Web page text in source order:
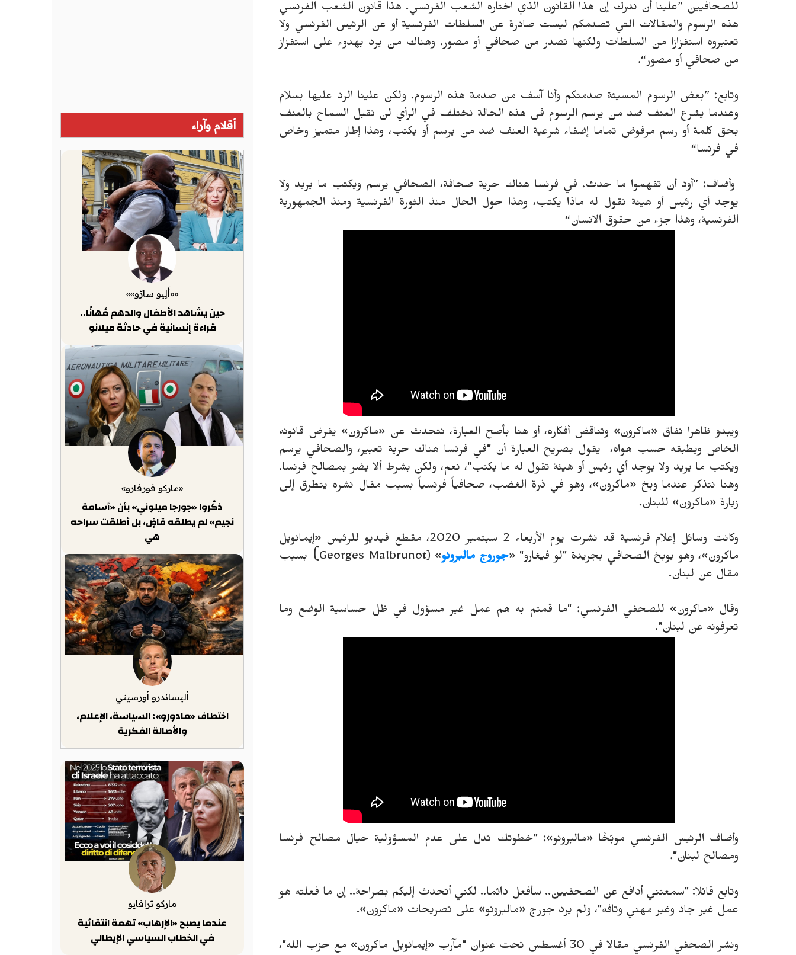
للصحافيين ”علينا أن ندرك إن هذا القانون الذي اختاره الشعب الفرنسي. هذا قانون الشعب الفرنسي
هذه الرسوم والمقالات التي تصدمكم ليست صادرة عن السلطات الفرنسية أو عن الرئيس الفرنسي ولا
تعتبروه استفزازا من السلطات ولكنها تصدر من صحافي أو مصور. وهناك من يرد بهدوء على استفزاز
من صحافي أو مصور“.
وتابع: ”بعض الرسوم المسيئة صدمتكم وأنا آسف من صدمة هذه الرسوم. ولكن علينا الرد عليها بسلام
وعندما يشرع العنف ضد من يرسم الرسوم فى هذه الحالة نختلف في الرأي لن نقبل السماح بالعنف
بحق كلمة أو رسم مرفوض تماما إضفاء شرعية العنف ضد من يرسم أو يكتب، وهذا إطار متميز وخاص
في فرنسا“
وأضاف: ”أود أن تفهموا ما حدث. في فرنسا هناك حرية صحافة، الصحافي يرسم ويكتب ما يريد ولا
يوجد أي رئيس أو هيئة تقول له ماذا يكتب، وهذا حول الحال منذ الثورة الفرنسية ومنذ الجمهورية
الفرنسية، وهذا جزء من حقوق الانسان“
ويبدو ظاهرا نفاق «ماكرون» وتناقض أفكاره، أو هنا بأصح العبارة، نتحدث عن «ماكرون» يفرض قانونه
الخاص ويطبقه حسب هواه، يقول بصريح العبارة أن "في فرنسا هناك حرية تعبير، والصحافي يرسم
ويكتب ما يريد ولا يوجد أي رئيس أو هيئة تقول له ما يكتب"، نعم، ولكن بشرط ألا يضر بمصالح فرنسا.
وهنا نتذكر عندما وبخ «ماكرون»، وهو في ذرة الغضب، صحافياً فرنسياً بسبب مقال نشره يتطرق إلى
زيارة «ماكرون» للبنان.
وكانت وسائل إعلام فرنسية قد نشرت يوم الأربعاء 2 سبتمبر 2020، مقطع فيديو للرئيس «إيمانويل
ماكرون»، وهو يوبخ الصحافي بجريدة "لو فيغارو" «جوروج مالبرونو» (
Georges Malbrunot
) بسبب
مقال عن لبنان.
وقال «ماكرون» للصحفي الفرنسي: "ما قمتم به هم عمل غير مسؤول في ظل حساسية الوضع وما
تعرفونه عن لبنان".
وأضاف الرئيس الفرنسي موبّخًا «مالبرونو»: "خطوتك تدل على عدم المسؤولية حيال مصالح فرنسا
ومصالح لبنان".
وتابع قائلا: "سمعتني أدافع عن الصحفيين.. سأفعل دائما.. لكني أتحدث إليكم بصراحة.. إن ما فعلته هو
عمل غير جاد وغير مهني وتافه"، ولم يرد جورج «مالبرونو» على تصريحات «ماكرون».
ونشر الصحفي الفرنسي مقالا في 30 أغسطس تحت عنوان "مآرب «إيمانويل ماكرون» مع حزب الله"،
أقلام وآراء
««أَلِيو سارّو»»
حين يشاهد الأطفال والدهم مُهانًا..
قراءة إنسانية في حادثة ميلانو
«ماركو فورفارو»
ذكّروا «جورجا ميلوني» بأن «أسامة
نجيم» لم يطلقه قاضٍ، بل أطلقت سراحه
هي
أليساندرو أورسيني
اختطاف «مادورو»: السياسة، الإعلام،
والأصالة الفكرية
ماركو ترافايو
عندما يصبح «الإرهاب» تهمة انتقائية
في الخطاب السياسي الإيطالي